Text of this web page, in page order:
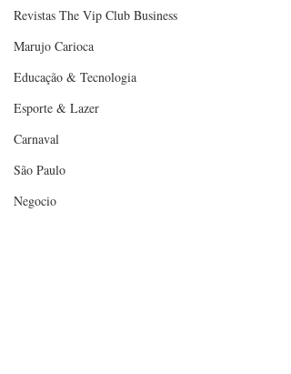
Revistas The Vip Club Business
Marujo Carioca
Educação & Tecnologia
Esporte & Lazer
Carnaval
São Paulo
Negocio